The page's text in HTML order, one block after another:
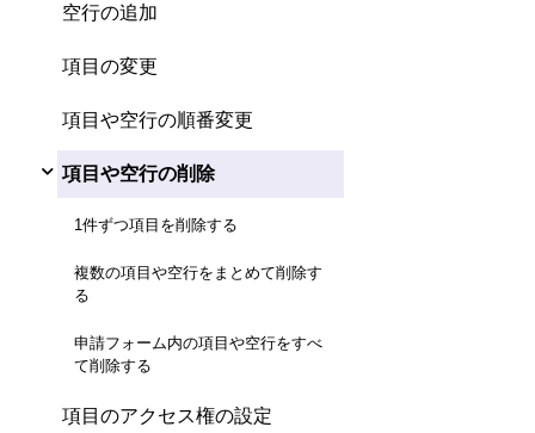
空行の追加
項目の変更
項目や空行の順番変更
項目や空行の削除
1件ずつ項目を削除する
複数の項目や空行をまとめて削除す
る
申請フォーム内の項目や空行をすべ
て削除する
項目のアクセス権の設定